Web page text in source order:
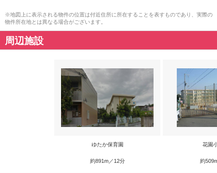
※地図上に表示される物件の位置は付近住所に所在することを表すものであり、実際の
物件所在地とは異なる場合がございます。
周辺施設
ゆたか保育園
約891m／12分
花園
約